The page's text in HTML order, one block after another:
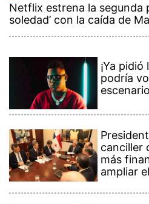
Netflix estrena la segunda
soledad’ con la caída de
¡Ya
podría
canciller
más
ampliar